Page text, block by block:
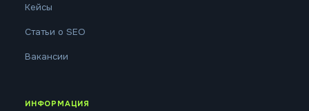
Кейсы
Статьи о SEO
Вакансии
ИНФОРМАЦИЯ